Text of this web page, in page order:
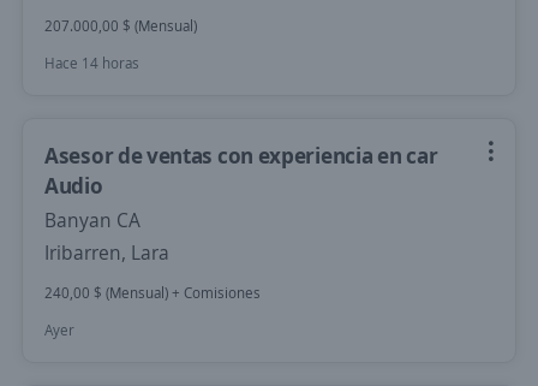
207.000,00 $ (Mensual)
Hace 14 horas
Asesor de ventas con experiencia en car
Audio
Banyan CA
Iribarren, Lara
240,00 $ (Mensual) + Comisiones
Ayer